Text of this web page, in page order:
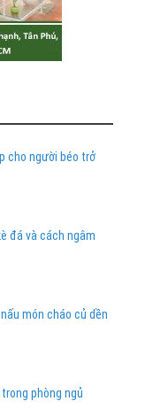
cho người béo trở
đá và cách ngâm
món cháo củ dền
phòng ngủ